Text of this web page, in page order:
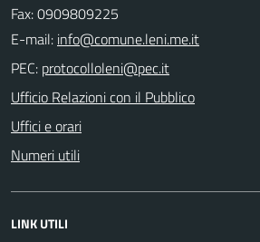
Fax: 0909809225
E-mail:
PEC:
Ufficio Relazioni con il Pubblico
Uffici e orari
Numeri utili
LINK UTILI